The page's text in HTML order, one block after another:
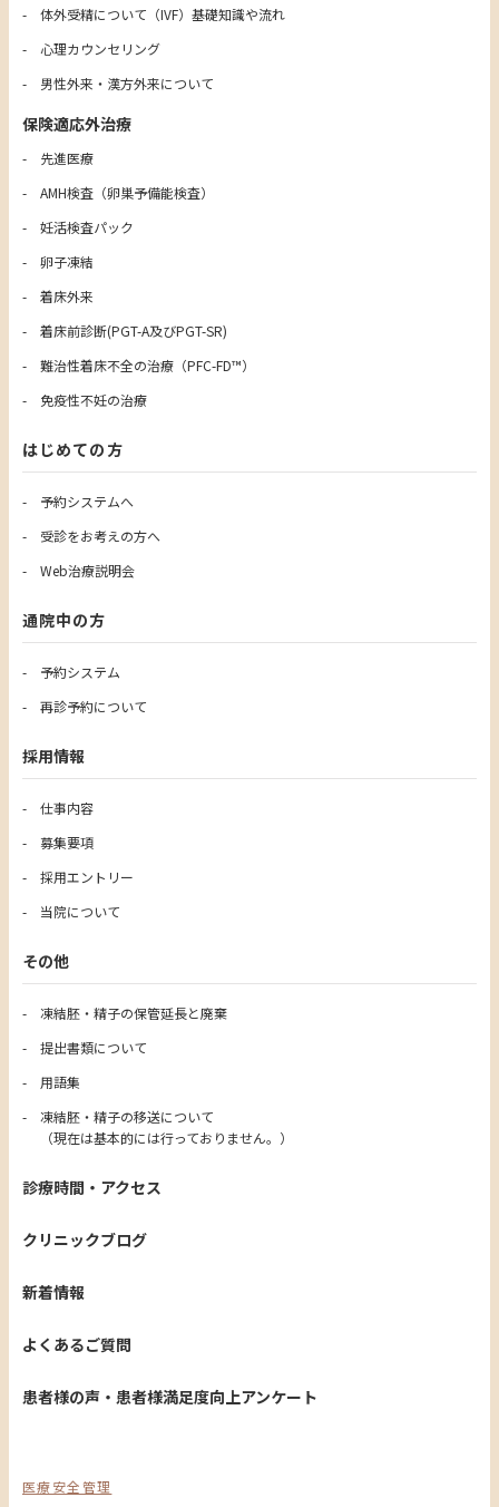
体外受精について（IVF）基礎知識や流れ
心理カウンセリング
男性外来・漢方外来について
保険適応外治療
先進医療
AMH検査（卵巣予備能検査）
妊活検査パック
卵子凍結
着床外来
着床前診断(PGT-A及びPGT-SR)
難治性着床不全の治療（PFC-FD™）
免疫性不妊の治療
はじめての方
予約システムへ
受診をお考えの方へ
Web治療説明会
通院中の方
予約システム
再診予約について
採用情報
仕事内容
募集要項
採用エントリー
当院について
その他
凍結胚・精子の保管延長と廃棄
提出書類について
用語集
凍結胚・精子の移送について
（現在は基本的には行っておりません。）
診療時間・アクセス
クリニックブログ
新着情報
よくあるご質問
患者様の声・患者様満足度向上アンケート
医療安全管理